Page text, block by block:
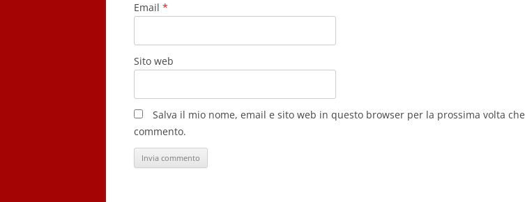
Email *
Sito web
Salva il mio nome, email e sito web in questo browser per la prossima volta che
commento.